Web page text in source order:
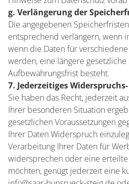
g. Verlängerung der
Die angegebenen
entsprechend verlängern, wenn
wenn die Daten für
werden, eine längere
Aufbewahrungsfrist besteht.
7. Jederzeitiges
Sie haben das Recht, jederzeit
Ihrer besonderen Situation
gesetzlichen Voraussetzungen
Ihrer Daten Widerspruch
Verarbeitung Ihrer Daten für
widersprechen oder eine
möchten, genügt jederzeit eine